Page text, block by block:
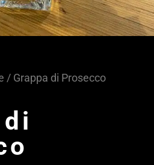
/ Grappa di Prosecco